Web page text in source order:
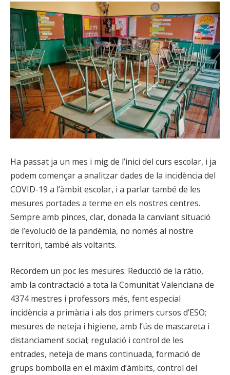
Ha passat ja un mes i mig de l’inici del curs escolar, i ja
podem començar a analitzar dades de la incidència del
COVID-19 a l’àmbit escolar, i a parlar també de les
mesures portades a terme en els nostres centres.
Sempre amb pinces, clar, donada la canviant situació
de l’evolució de la pandèmia, no només al nostre
territori, també als voltants.
Recordem un poc les mesures: Reducció de la ràtio,
amb la contractació a tota la Comunitat Valenciana de
4374 mestres i professors més, fent especial
incidència a primària i als dos primers cursos d’ESO;
mesures de neteja i higiene, amb l’ús de mascareta i
distanciament social; regulació i control de les
entrades, neteja de mans continuada, formació de
grups bombolla en el màxim d’àmbits, control del